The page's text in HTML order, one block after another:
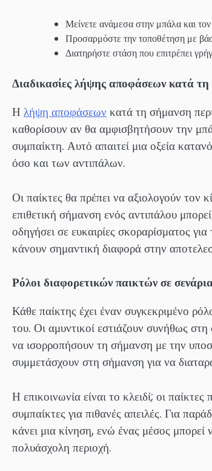
Μείνετε ανάμεσα στην μπάλα και τον
Προσαρμόστε την τοποθέτηση με
Διατηρήστε στάση που επιτρέπει
Διαδικασίες λήψης αποφάσεων κατά
Η λήψη αποφάσεων κατά τη σήμανση
καθορίσουν αν θα αμφισβητήσουν την
συμπαίκτη. Αυτό απαιτεί μια οξεία
όσο και των αντιπάλων.
Οι παίκτες θα πρέπει να αξιολογούν τον
επιθετική σήμανση ενός αντιπάλου
οδηγήσει σε ευκαιρίες σκοραρίσματος
κάνουν σημαντική διαφορά στην
Ρόλοι διαφορετικών παικτών σε
Κάθε παίκτης έχει έναν συγκεκριμένο
του. Οι αμυντικοί εστιάζουν συνήθως
να ισορροπήσουν τη σήμανση με την
συμμετάσχουν στη σήμανση για να
Η επικοινωνία είναι το κλειδί; οι
συμπαίκτες για πιθανές απειλές. Για
κάνει μια κίνηση, ενώ ένας μέσος μπορεί
πολυάσχολη περιοχή.